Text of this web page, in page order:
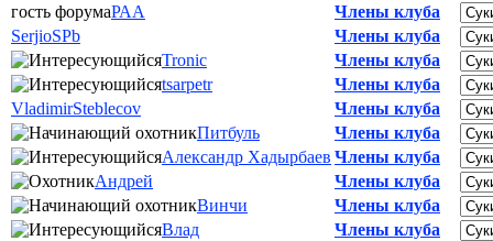
гость форумаРАА
Члены клуба
SerjioSPb
Члены клуба
Tronic
Члены клуба
tsarpetr
Члены клуба
VladimirSteblecov
Члены клуба
Питбуль
Члены клуба
Александр Хадырбаев Члены клуба
Андрей
Члены клуба
Винчи
Члены клуба
Влад
Члены клуба